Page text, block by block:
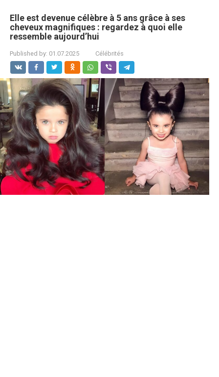
Elle est devenue célèbre à 5 ans grâce à ses
cheveux magnifiques : regardez à quoi elle
ressemble aujourd’hui
Published by: 01.07.2025 Célébrités